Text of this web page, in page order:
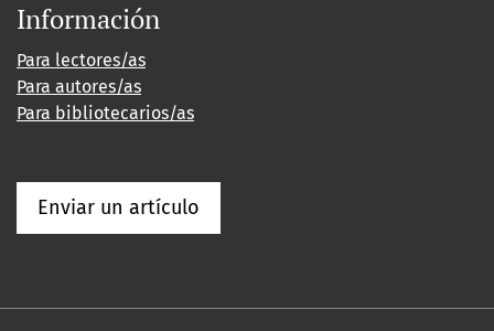
Información
Para lectores/as
Para autores/as
Para bibliotecarios/as
Enviar un artículo